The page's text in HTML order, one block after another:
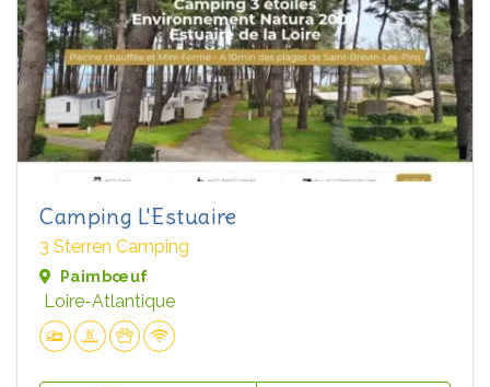
Camping L'Estuaire
3 Sterren Camping
Paimbœuf
Loire-Atlantique